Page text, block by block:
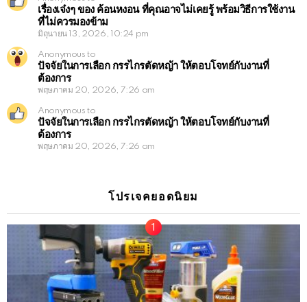
เรื่องเจ๋งๆ ของ ค้อนหงอน ที่คุณอาจไม่เคยรู้ พร้อมวิธีการใช้งาน
ที่ไม่ควรมองข้าม
มิถุนายน 13, 2026, 10:24 pm
Anonymous to
ปัจจัยในการเลือก กรรไกรตัดหญ้า ให้ตอบโจทย์กับงานที่
ต้องการ
พฤษภาคม 20, 2026, 7:26 am
Anonymous to
ปัจจัยในการเลือก กรรไกรตัดหญ้า ให้ตอบโจทย์กับงานที่
ต้องการ
พฤษภาคม 20, 2026, 7:26 am
โปรเจคยอดนิยม